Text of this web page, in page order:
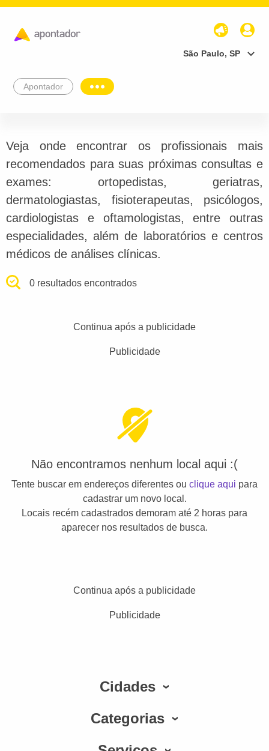
São Paulo, SP
Apontador
Veja onde encontrar os profissionais mais
recomendados para suas próximas consultas e
exames: ortopedistas, geriatras,
dermatologiastas, fisioterapeutas, psicólogos,
cardiologistas e oftamologistas, entre outras
especialidades, além de laboratórios e centros
médicos de análises clínicas.
0 resultados encontrados
Continua após a publicidade
Publicidade
Não encontramos nenhum local aqui :(
Tente buscar em endereços diferentes ou clique aqui para
cadastrar um novo local.
Locais recém cadastrados demoram até 2 horas para
aparecer nos resultados de busca.
Continua após a publicidade
Publicidade
Cidades
Categorias